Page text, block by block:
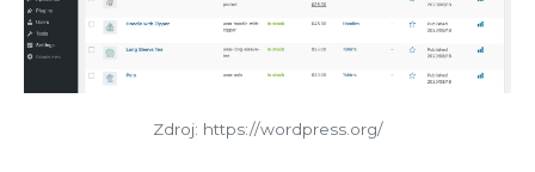
Zdroj: https://wordpress.org/